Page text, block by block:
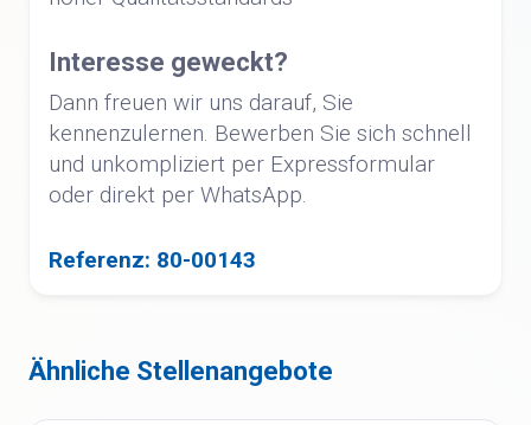
Interesse geweckt?
Dann freuen wir uns darauf, Sie
kennenzulernen. Bewerben Sie sich schnell
und unkompliziert per Expressformular
oder direkt per WhatsApp.
Referenz: 80-00143
Ähnliche Stellenangebote